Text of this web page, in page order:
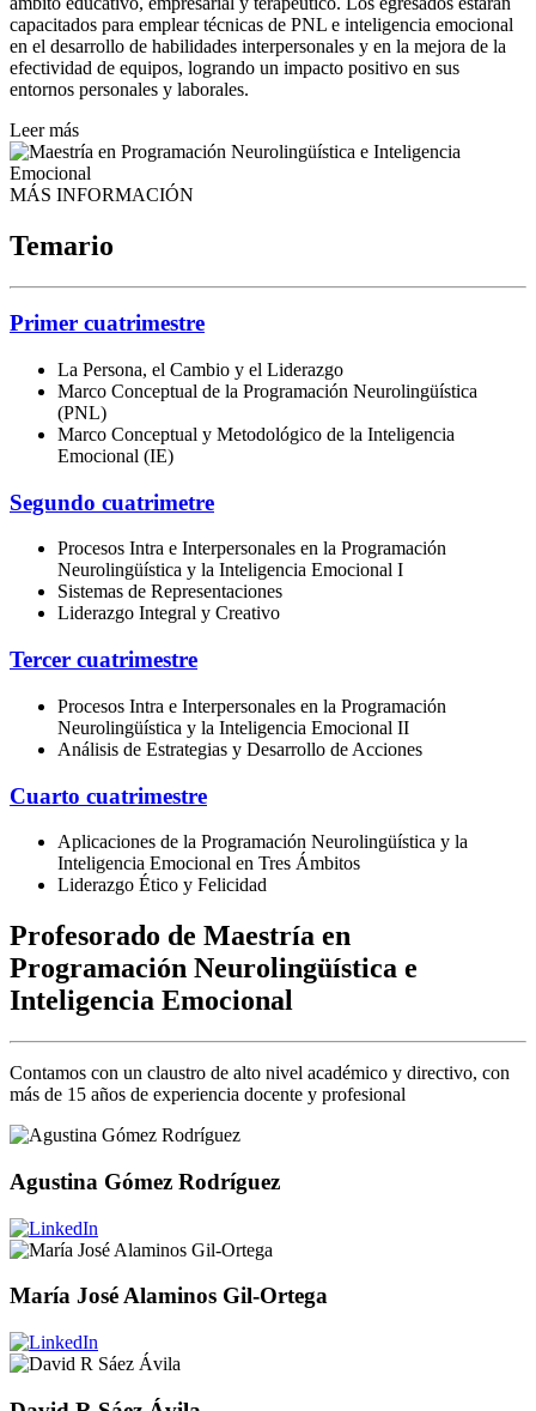
capacitados para emplear técnicas de PNL e inteligencia emocional
en el desarrollo de habilidades interpersonales y en la mejora de la
efectividad de equipos, logrando un impacto positivo en sus
entornos personales y laborales.
Leer más
MÁS INFORMACIÓN
Temario
Primer cuatrimestre
La Persona, el Cambio y el Liderazgo
Marco Conceptual de la Programación Neurolingüística
(PNL)
Marco Conceptual y Metodológico de la Inteligencia
Emocional (IE)
Segundo cuatrimetre
Procesos Intra e Interpersonales en la Programación
Neurolingüística y la Inteligencia Emocional I
Sistemas de Representaciones
Liderazgo Integral y Creativo
Tercer cuatrimestre
Procesos Intra e Interpersonales en la Programación
Neurolingüística y la Inteligencia Emocional II
Análisis de Estrategias y Desarrollo de Acciones
Cuarto cuatrimestre
Aplicaciones de la Programación Neurolingüística y la
Inteligencia Emocional en Tres Ámbitos
Liderazgo Ético y Felicidad
Profesorado de Maestría en
Programación Neurolingüística e
Inteligencia Emocional
Contamos con un claustro de alto nivel académico y directivo, con
más de 15 años de experiencia docente y profesional
Agustina Gómez Rodríguez
María José Alaminos Gil-Ortega